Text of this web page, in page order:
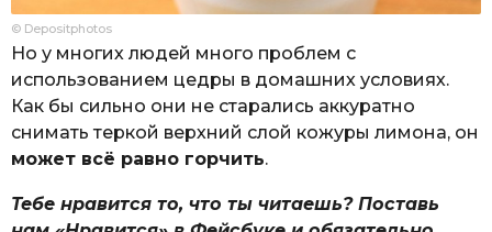
© Depositphotos
Но у многих людей много проблем с
использованием цедры в домашних условиях.
Как бы сильно они не старались аккуратно
снимать теркой верхний слой кожуры лимона, он
может всё равно горчить.
Тебе нравится то, что ты читаешь? Поставь